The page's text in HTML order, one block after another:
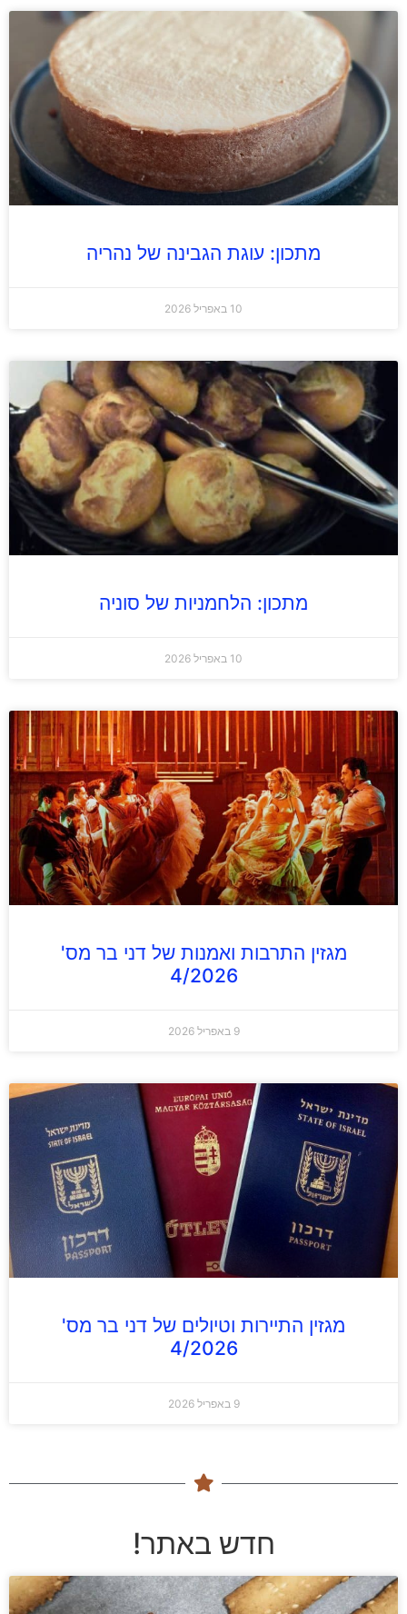
מתכון: עוגת הגבינה של נהריה
10 באפריל 2026
מתכון: הלחמניות של סוניה
10 באפריל 2026
מגזין התרבות ואמנות של דני בר מס'
4/2026
9 באפריל 2026
מגזין התיירות וטיולים של דני בר מס'
4/2026
9 באפריל 2026
חדש באתר!